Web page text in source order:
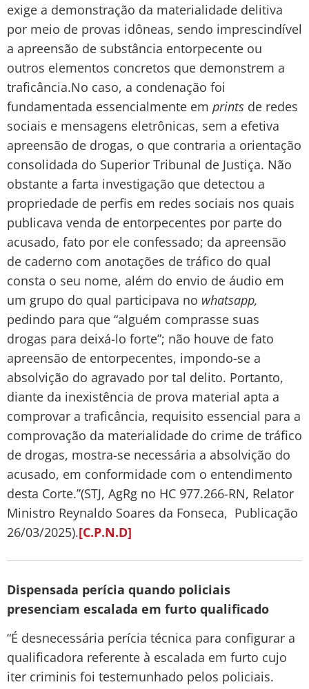
exige a demonstração da materialidade delitiva
por meio de provas idôneas, sendo imprescindível
a apreensão de substância entorpecente ou
outros elementos concretos que demonstrem a
traficância.No caso, a condenação foi
fundamentada essencialmente em prints de redes
sociais e mensagens eletrônicas, sem a efetiva
apreensão de drogas, o que contraria a orientação
consolidada do Superior Tribunal de Justiça. Não
obstante a farta investigação que detectou a
propriedade de perfis em redes sociais nos quais
publicava venda de entorpecentes por parte do
acusado, fato por ele confessado; da apreensão
de caderno com anotações de tráfico do qual
consta o seu nome, além do envio de áudio em
um grupo do qual participava no whatsapp,
pedindo para que “alguém comprasse suas
drogas para deixá-lo forte”; não houve de fato
apreensão de entorpecentes, impondo-se a
absolvição do agravado por tal delito. Portanto,
diante da inexistência de prova material apta a
comprovar a traficância, requisito essencial para a
comprovação da materialidade do crime de tráfico
de drogas, mostra-se necessária a absolvição do
acusado, em conformidade com o entendimento
desta Corte.”(STJ, AgRg no HC 977.266-RN, Relator
Ministro Reynaldo Soares da Fonseca, Publicação
26/03/2025).[C.P.N.D]
Dispensada perícia quando policiais
presenciam escalada em furto qualificado
“É desnecessária perícia técnica para configurar a
qualificadora referente à escalada em furto cujo
iter criminis foi testemunhado pelos policiais.